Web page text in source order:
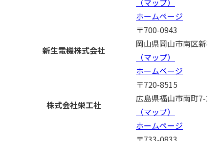
ホームページ
新生電機株式会社
〒700-0943
岡山県岡山市南区新福
（マップ）
ホームページ
株式会社栄工社
〒720-8515
広島県福山市南町7-27
（マップ）
ホームページ